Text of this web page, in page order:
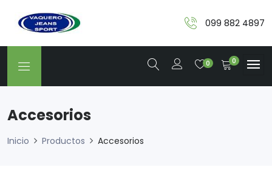
099 882 4897
0 0
Accesorios
Inicio Productos Accesorios